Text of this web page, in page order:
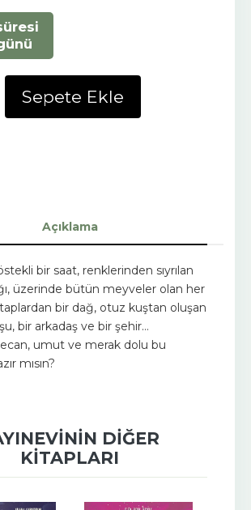
Sepete Ekle
Açıklama
bir saat, renklerinden sıyrılan
üzerinde bütün meyveler olan her
bir dağ, otuz kuştan oluşan
bir arkadaş ve bir şehir…
umut ve merak dolu bu
mısın?
DIĞER
KITAPLARI